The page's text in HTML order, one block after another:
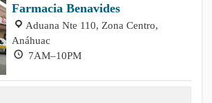
Farmacia Benavides
Aduana Nte 110, Zona Centro,
Anáhuac
7AM–10PM